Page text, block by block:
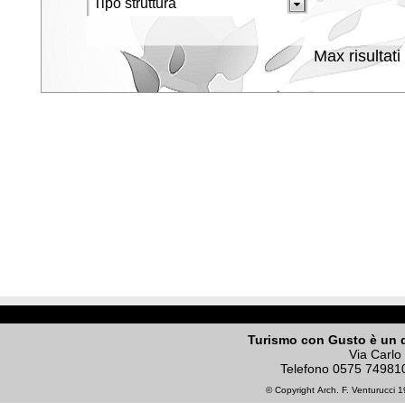
Max risultati
Turismo con Gusto è un
Via
Telefono 0575
© Copyright Arch. F. Venturucci